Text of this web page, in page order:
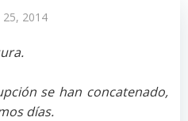
2014
se han concatenado,
días.